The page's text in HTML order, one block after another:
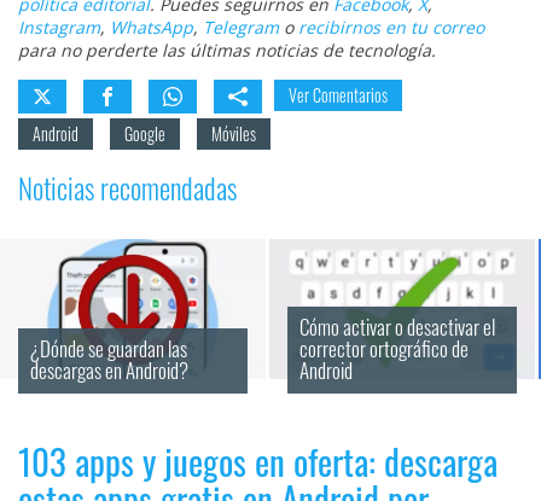
Instagram, WhatsApp, Telegramo recibirnos en tu correo
para no perderte las últimas noticias de tecnología.
Ver Comentarios
Android
Google Móviles
Noticias recomendadas
¿Dónde se guardan las
descargas en Android?
Cómo activar o desactivar el
corrector ortográfico de
Android
103 apps y juegos en oferta: descarga